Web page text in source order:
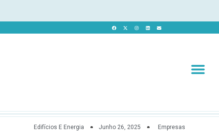
Edifícios E Energia Junho 26, 2025 Empresas